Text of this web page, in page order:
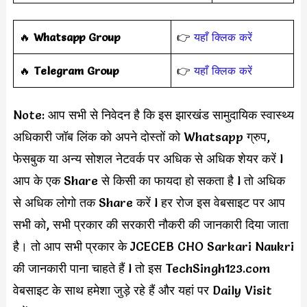
🔥 Whatsapp Group 👉यहाँ क्लिक करें
‎️‍🔥 Telegram Group 👉यहाँ क्लिक करें
Note: आप सभी से निवेदन है कि इस झारखंड सामुदायिक स्वास्थ्य
अधिकारी जॉब लिंक को अपने दोस्तों को Whatsapp ग्रुप,
फेसबुक या अन्य सोशल नेटवर्क पर अधिक से अधिक शेयर करें l
आप के एक Share से किसी का फायदा हो सकता है l तो अधिक
से अधिक लोगो तक Share करें l हर रोज इस वेबसाइट पर आप
सभी को, सभी प्रकार की सरकारी नौकरी की जानकारी दिया जाता
है। तो आप सभी प्रकार के JCECEB CHO Sarkari Naukri
की जानकारी पाना चाहते हैं l तो इस TechSingh123.com
वेबसाइट के साथ हमेशा जुड़े रहे हैं और यहां पर Daily Visit